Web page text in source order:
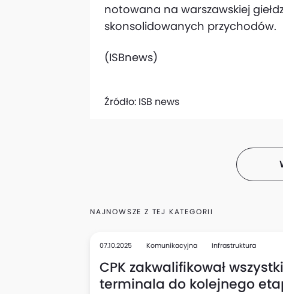
notowana na warszawskiej
skonsolidowanych przychodów.
(ISBnews)
Źródło: ISB news
NAJNOWSZE Z TEJ KATEGORII
07.10.2025 Komunikacyjna Infrastruktura
CPK zakwalifikował
terminala do kolejnego